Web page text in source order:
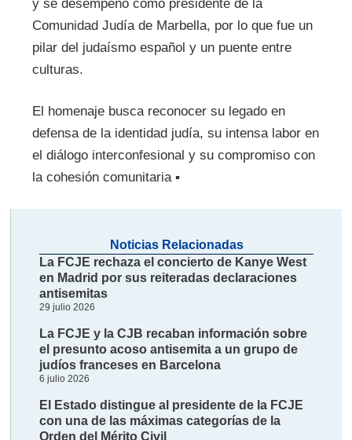
y se desempeñó como presidente de la
Comunidad Judía de Marbella, por lo que fue un
pilar del judaísmo español y un puente entre
culturas.
El homenaje busca reconocer su legado en
defensa de la identidad judía, su intensa labor en
el diálogo interconfesional y su compromiso con
la cohesión comunitaria ▪
Noticias Relacionadas
La FCJE rechaza el concierto de Kanye West
en Madrid por sus reiteradas declaraciones
antisemitas
29 julio 2026
La FCJE y la CJB recaban información sobre
el presunto acoso antisemita a un grupo de
judíos franceses en Barcelona
6 julio 2026
El Estado distingue al presidente de la FCJE
con una de las máximas categorías de la
Orden del Mérito Civil